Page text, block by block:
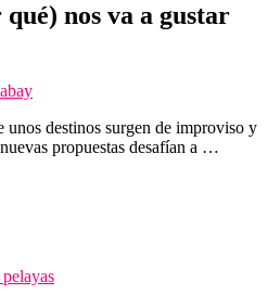
nos va a gustar
unos destinos surgen de improviso y
propuestas desafían a …